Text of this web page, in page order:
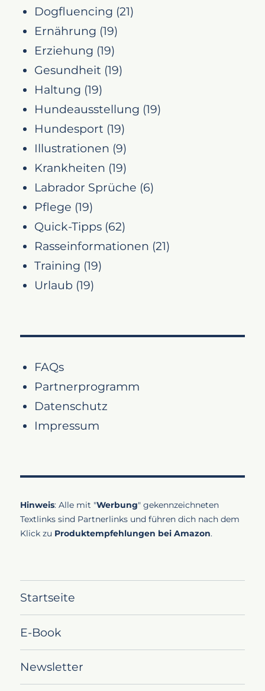
Dogfluencing (21)
Ernährung (19)
Erziehung (19)
Gesundheit (19)
Haltung (19)
Hundeausstellung (19)
Hundesport (19)
Illustrationen (9)
Krankheiten (19)
Labrador Sprüche (6)
Pflege (19)
Quick-Tipps (62)
Rasseinformationen (21)
Training (19)
Urlaub (19)
FAQs
Partnerprogramm
Datenschutz
Impressum
Hinweis: Alle mit "Werbung" gekennzeichneten
Textlinks sind Partnerlinks und führen dich nach dem
Klick zu Produktempfehlungen bei Amazon.
Startseite
E-Book
Newsletter